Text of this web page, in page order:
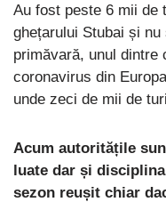
Au fost peste 6 mii de
ghețarului Stubai și
primăvară, unul dintre
coronavirus din
unde zeci de mii de
Acum autoritățile
luate dar și
sezon reușit chiar